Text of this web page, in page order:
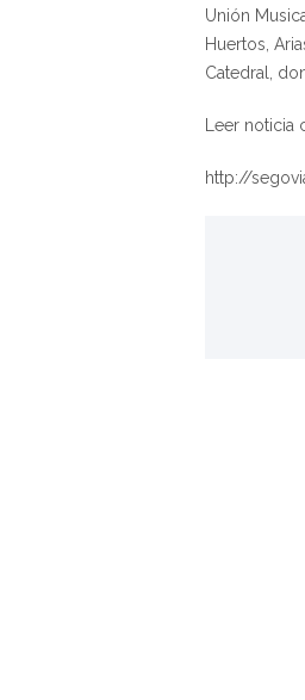
Unión
Huertos,
Catedral,
Leer noticia
http://